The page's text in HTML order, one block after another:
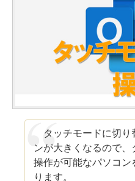
タッチモードに切り
ンが大きくなるので
操作が可能なパソコ
ります。